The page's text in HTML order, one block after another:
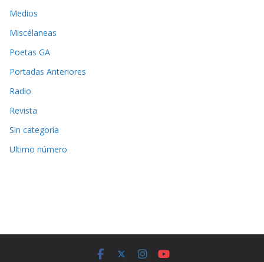
Medios
Miscélaneas
Poetas GA
Portadas Anteriores
Radio
Revista
Sin categoría
Ultimo número